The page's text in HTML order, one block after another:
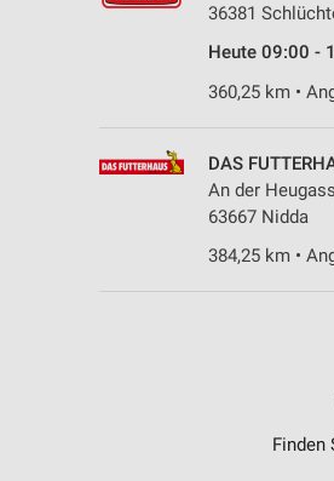
36381
Heute 09:00 -
360,25 km •
DAS
An der
63667 Nidda
384,25 km •
Finden